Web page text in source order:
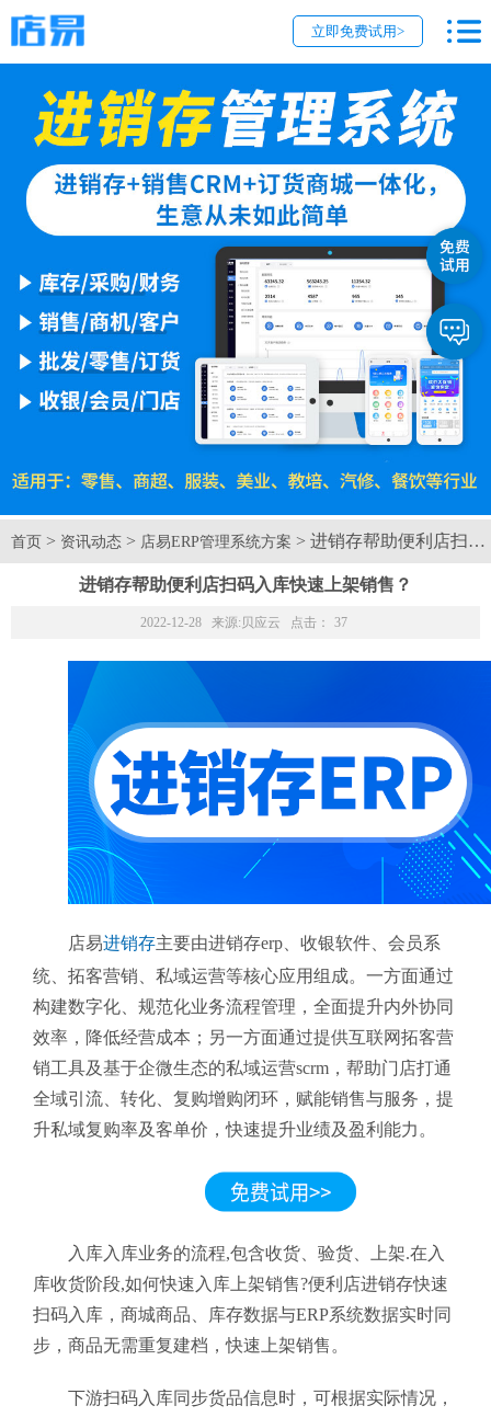
立即免费试用>
首页 > 资讯动态 > 店易ERP管理系统方案 > 进销存帮助便利店扫
进销存帮助便利店扫码入库快速上架销售？
2022-12-28 来源: 贝应云 点击： 37
店易进销存主要由进销存erp、收银软件、会员系
统、拓客营销、私域运营等核心应用组成。一方面通过
构建数字化、规范化业务流程管理，全面提升内外协同
效率，降低经营成本；另一方面通过提供互联网拓客营
销工具及基于企微生态的私域运营scrm，帮助门店打通
全域引流、转化、复购增购闭环，赋能销售与服务，提
升私域复购率及客单价，快速提升业绩及盈利能力。
入库入库业务的流程,包含收货、验货、上架.在入
库收货阶段,如何快速入库上架销售?便利店进销存快速
扫码入库，商城商品、库存数据与ERP系统数据实时同
步，商品无需重复建档，快速上架销售。
下游扫码入库同步货品信息时，可根据实际情况，